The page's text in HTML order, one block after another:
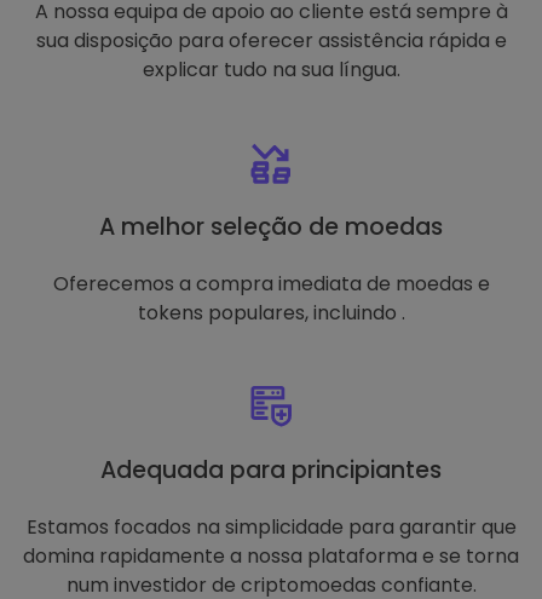
A nossa equipa de apoio ao cliente está sempre à
sua disposição para oferecer assistência rápida e
explicar tudo na sua língua.
A melhor seleção de moedas
Oferecemos a compra imediata de moedas e
tokens populares, incluindo .
Adequada para principiantes
Estamos focados na simplicidade para garantir que
domina rapidamente a nossa plataforma e se torna
num investidor de criptomoedas confiante.